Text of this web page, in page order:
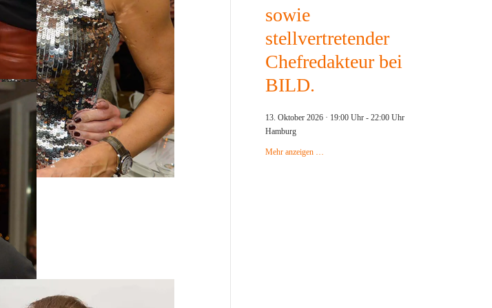
sowie
stellvertretender
Chefredakteur bei
BILD.
13. Oktober 2026 · 19:00 Uhr- 22:00 Uhr
Hamburg
Mehr anzeigen …